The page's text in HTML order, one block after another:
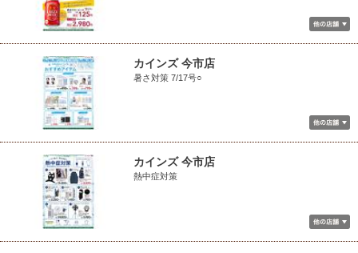
カインズ 今市店
暑さ対策 7/17号○
カインズ 今市店
熱中症対策